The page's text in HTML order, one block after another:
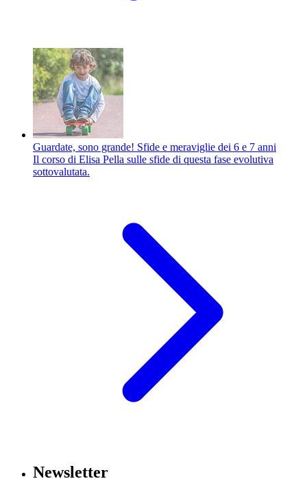
Guardate, sono grande! Sfide e meraviglie dei 6 e 7 anni
Il corso di Elisa Pella sulle sfide di questa fase evolutiva
sottovalutata.
Newsletter